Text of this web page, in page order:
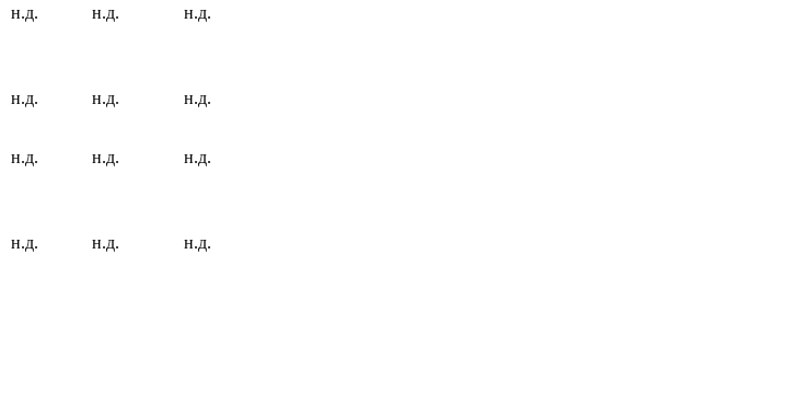
н.д. н.д. н.д.
н.д. н.д. н.д.
н.д. н.д. н.д.
н.д. н.д. н.д.